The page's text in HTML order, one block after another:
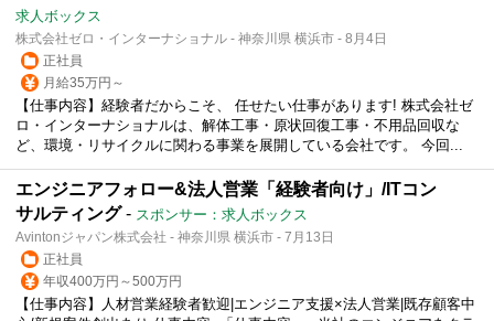
求人ボックス
株式会社ゼロ・インターナショナル - 神奈川県 横浜市 - 8月4日
正社員
月給35万円～
【仕事内容】経験者だからこそ、 任せたい仕事があります! 株式会社ゼ
ロ・インターナショナルは、解体工事・原状回復工事・不用品回収な
ど、環境・リサイクルに関わる事業を展開している会社です。 今回...
エンジニアフォロー&法人営業「経験者向け」/ITコン
サルティング- スポンサー：求人ボックス
Avintonジャパン株式会社 - 神奈川県 横浜市 - 7月13日
正社員
年収400万円～500万円
【仕事内容】人材営業経験者歓迎|エンジニア支援×法人営業|既存顧客中